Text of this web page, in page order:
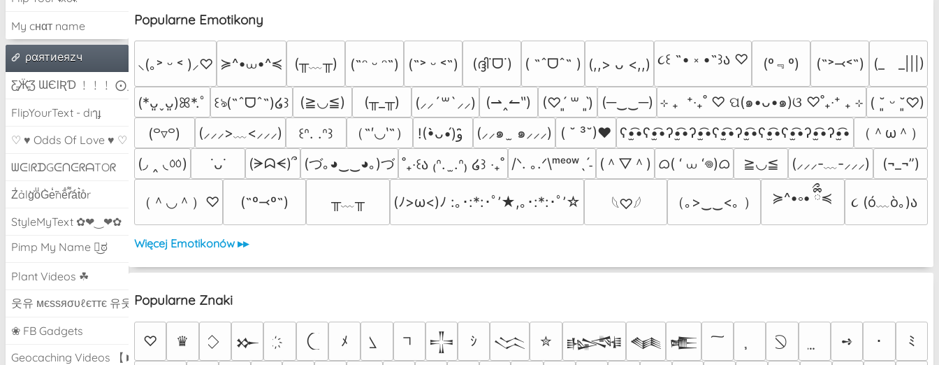
My cнαт name
ραятиeяzч
Ƹ̵̡Ӝ̵̨̄Ʒ ƜЄƖƦƊ ﹗﹗﹗ ⨀_⨀
FlipYourText - dıๅɟ
♡ ♥ Odds Of Love ♥ ♡
ᗯᕮIᖇᗪGᕮᑎᕮᖇᗩTOᖇ
Z̾ảlg̀͐oͧG̀e̒̃nȅ̐r͌̑á͑t͛o̊r
StyleMyText ✿❤‿❤✿
Pimp My Name ಠ͜ಠ
Plant Videos ☘
웃유 мєѕѕяσυℓєттє 유웃
❀ FB Gadgets
Geocaching Videos 【►】
Popularne Emotikony
⸜(｡˃ ᵕ ˂ )⸝♡ ≽^•⩊•^≼ (╥﹏╥) (˶ᵔ ᵕ ᵔ˶) (˶˃ ᵕ ˂˶) (ദ്ദി˙ᗜ˙) ( ˶ˆᗜˆ˵ ) (,,> ᴗ <,,) ૮꒰ ˶• ༝ •˶꒱ა ♡ (º﹃º) (˶˃⤙˂˶) (_　_|||)
(*ᴗ͈ˬᴗ͈)ꕤ*.ﾟ ꒰ঌ(˶ˆᗜˆ˵)໒꒱ (≧◡≦) (╥_╥) (⸝⸝´꒳`⸝⸝) (⇀‸↼‶) (♡ˊ͈ ꒳ ˋ͈) (─‿‿─) ⊹ ₊  ⁺‧₊˚ ♡ ପ(๑•ᴗ•๑)ଓ ♡˚₊‧⁺ ₊ ⊹ ( ˘͈ ᵕ ˘͈♡)
(꒪▿꒪)
(⸝⸝⸝>﹏<⸝⸝⸝) ꒰ᐢ. .ᐢ꒱ （˶′◡‵˶） (⸝⸝๑  ̫ ๑⸝⸝⸝) ( ˘ ³˘)♥ ʕ•̫͡•ʕ•̫͡•ʔ•̫͡•ʔ•̫͡•ʕ•̫͡•ʔ•̫͡•ʕ•̫͡•ʕ•̫͡•ʔ•̫͡•ʔ•̫͡•
（＾ω＾）
(◞ ‸ ◟ㆀ)
˙ᴗ˙ (ᗒᗣᗕ)՞ (づ｡◕‿‿◕｡)づ ˚₊‧꒰ა ₍ᐢ.  ̫.ᐢ₎ ໒꒱ ‧₊˚ /ᐠ. ｡.ᐟ\ᵐᵉᵒʷˎˊ˗ (＾▽＾) ᜊ( ‘ ⩊ ‘𖦹)ᜊ ≧◡≦ (⸝⸝⸝-﹏-⸝⸝⸝) (¬_¬”)
（＾◡＾）♡ (˶º⤙º˶) ╥﹏╥ (ﾉ>ω<)ﾉ :｡･:*:･ﾟ’★,｡･:*:･ﾟ’☆ 𓆩♡𓆪 （｡>‿‿<｡ ） ≽^•༚• ྀིྀ≼ ૮ (ó﹏ò｡)ა
Więcej Emotikonów ▸▸
Popularne Znaki
♡ ♛ 𒁍 ﾒ 𒋲 ｼ 𒈱 ✮ 𒈙 𒈝 𒍫 ➺ ･ ﾐ